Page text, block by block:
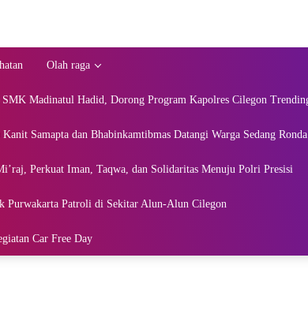
Olah raga
SMK Madinatul Hadid, Dorong Program Kapolres Cilegon
Samapta dan Bhabinkamtibmas Datangi Warga Sedang Ronda
Perkuat Iman, Taqwa, dan Solidaritas Menuju Polri Presisi
Purwakarta Patroli di Sekitar Alun-Alun Cilegon
Car Free Day